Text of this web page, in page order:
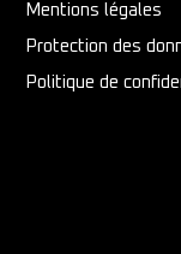
Mentions légales
Protection des
Politique de